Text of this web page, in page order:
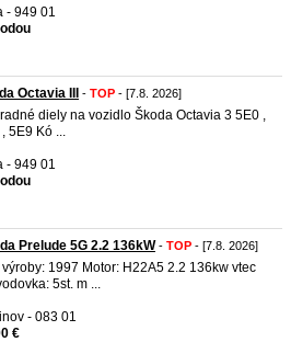
- 949 01
Octavia III - TOP - [7.8. 2026]
diely na vozidlo Škoda Octavia 3 5E0 ,
5E9 Kó ...
- 949 01
Prelude 5G 2.2 136kW- TOP - [7.8. 2026]
výroby: 1997 Motor: H22A5 2.2 136kw vtec
5st. m ...
- 083 01
€